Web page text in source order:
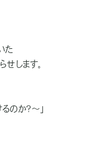
た
します。
？～」